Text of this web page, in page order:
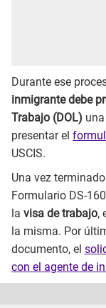
Durante ese
inmigrante debe
Trabajo (DOL)
presentar el
USCIS.
Una vez
Formulario DS-
la visa de trabajo,
la misma. Por
documento, el
con el agente de